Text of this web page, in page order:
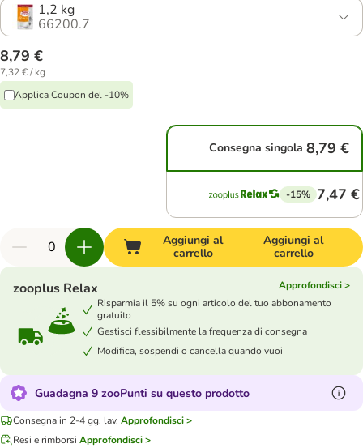
1,2 kg
66200.7
8,79 €
7,32 € / kg
Applica Coupon del -10%
Consegna singola 8,79 €
-15% 7,47 €
Aggiungi al
carrello
Aggiungi al
carrello
zooplus Relax
Approfondisci >
Risparmia il 5% su ogni articolo del tuo abbonamento
gratuito
Gestisci flessibilmente la frequenza di consegna
Modifica, sospendi o cancella quando vuoi
Guadagna 9 zooPunti su questo prodotto
Consegna in 2-4 gg. lav. Approfondisci >
Resi e rimborsi Approfondisci >